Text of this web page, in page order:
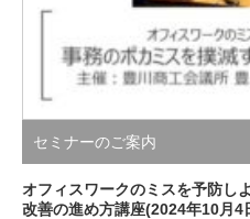
セミナーのご案内
オフィスワークのミスを予防し
改善の進め方講座(2024年10月4